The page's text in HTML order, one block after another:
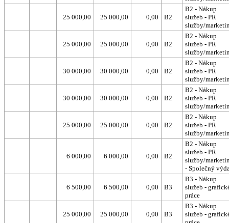
25 000,00 25 000,00 0,00 B2
B2 - Nákup
služeb - PR
služby/
25 000,00 25 000,00 0,00 B2
B2 - Nákup
služeb - PR
služby/
30 000,00 30 000,00 0,00 B2
B2 - Nákup
služeb - PR
služby/
30 000,00 30 000,00 0,00 B2
B2 - Nákup
služeb - PR
služby/
25 000,00 25 000,00 0,00 B2
B2 - Nákup
služeb - PR
služby/
6 000,00 6 000,00 0,00 B2
B2 - Nákup
služeb - PR
služby/
- Společný
6 500,00 6 500,00 0,00 B3
B3 - Nákup
služeb -
práce
25 000,00 25 000,00 0,00 B3
B3 - Nákup
služeb -